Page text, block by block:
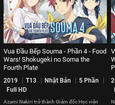
Vua Đầu Bếp Souma - Phần 4 - Food
Wars! Shokugeki no Soma the
Fourth Plate
2019 T13 Nhật Bản
5 Phần
Full HD
Azami Nakiri trở thành Giám đốc Học viện